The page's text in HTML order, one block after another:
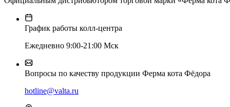
График работы колл-центра
Ежедневно 9:00-21:00 Мск
Вопросы по качеству продукции Ферма кота Фёдора
hotline@valta.ru